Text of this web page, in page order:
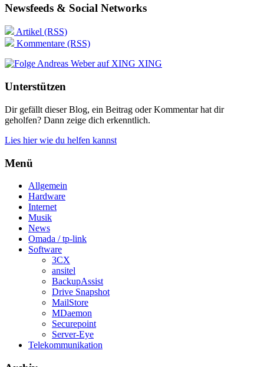
Newsfeeds & Social Networks
Artikel (RSS)
Kommentare (RSS)
XING
Unterstützen
Dir gefällt dieser Blog, ein Beitrag oder Kommentar hat dir
geholfen? Dann zeige dich erkenntlich.
Lies hier wie du helfen kannst
Menü
Allgemein
Hardware
Internet
Musik
News
Omada / tp-link
Software
3CX
ansitel
BackupAssist
Drive Snapshot
MailStore
MDaemon
Securepoint
Server-Eye
Telekommunikation